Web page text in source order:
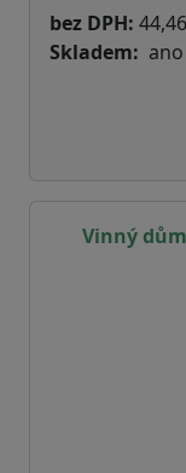
bez DPH:
Skladem
ano
Vinný